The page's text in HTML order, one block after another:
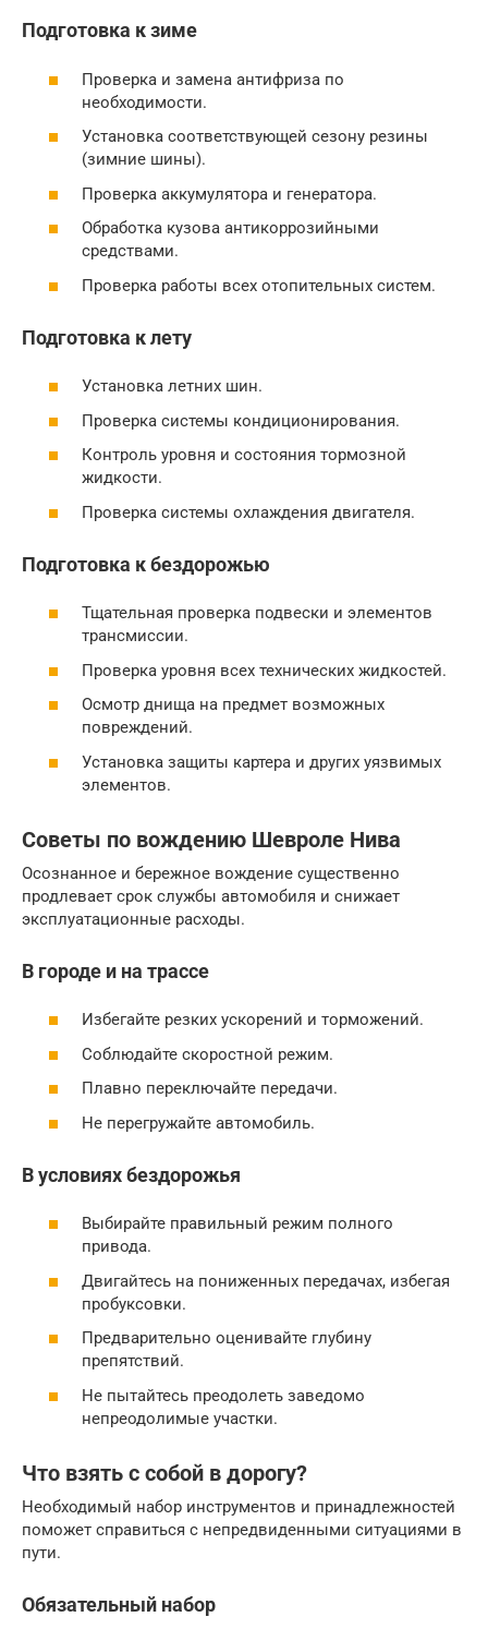
Подготовка к зиме
Проверка и замена антифриза по
необходимости.
Установка соответствующей сезону резины
(зимние шины).
Проверка аккумулятора и генератора.
Обработка кузова антикоррозийными
средствами.
Проверка работы всех отопительных систем.
Подготовка к лету
Установка летних шин.
Проверка системы кондиционирования.
Контроль уровня и состояния тормозной
жидкости.
Проверка системы охлаждения двигателя.
Подготовка к бездорожью
Тщательная проверка подвески и элементов
трансмиссии.
Проверка уровня всех технических жидкостей.
Осмотр днища на предмет возможных
повреждений.
Установка защиты картера и других уязвимых
элементов.
Советы по вождению Шевроле Нива
Осознанное и бережное вождение существенно
продлевает срок службы автомобиля и снижает
эксплуатационные расходы.
В городе и на трассе
Избегайте резких ускорений и торможений.
Соблюдайте скоростной режим.
Плавно переключайте передачи.
Не перегружайте автомобиль.
В условиях бездорожья
Выбирайте правильный режим полного
привода.
Двигайтесь на пониженных передачах, избегая
пробуксовки.
Предварительно оценивайте глубину
препятствий.
Не пытайтесь преодолеть заведомо
непреодолимые участки.
Что взять с собой в дорогу?
Необходимый набор инструментов и принадлежностей
поможет справиться с непредвиденными ситуациями в
пути.
Обязательный набор